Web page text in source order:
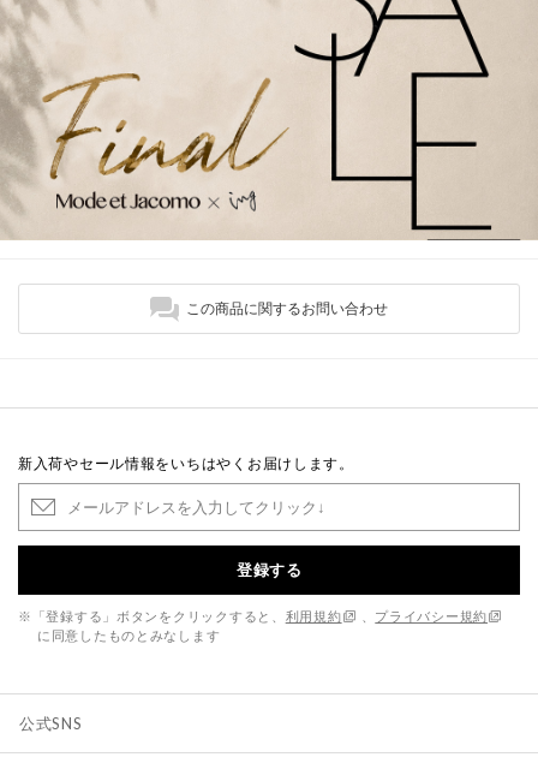
この商品に関するお問い合わせ
新入荷やセール情報をいちはやくお届けします。
登録する
※「登録する」ボタンをクリックすると、 利用規約
プライバシー規約
に同意したものとみなします
公式SNS